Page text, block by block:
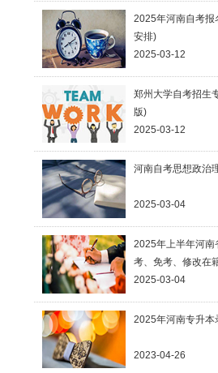
2025年河南自考报
安排)
2025-03-12
郑州大学自考招生
版)
2025-03-12
河南自考思想政治
2025-03-04
2025年上半年河南
考、免考、修改在
格成绩考生须知
2025-03-04
2025年河南专升本
2023-04-26